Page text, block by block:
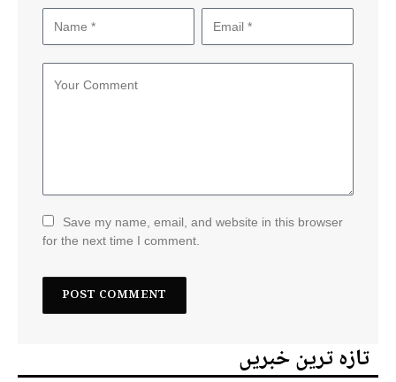
Save my name, email, and website in this browser
for the next time I comment.
تازہ ترین خبریں